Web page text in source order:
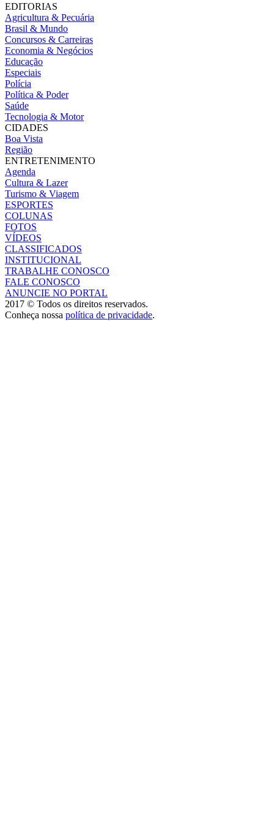
EDITORIAS
Agricultura & Pecuária
Brasil & Mundo
Concursos & Carreiras
Economia & Negócios
Educação
Especiais
Polícia
Política & Poder
Saúde
Tecnologia & Motor
CIDADES
Boa Vista
Região
ENTRETENIMENTO
Agenda
Cultura & Lazer
Turismo & Viagem
ESPORTES
COLUNAS
FOTOS
VÍDEOS
CLASSIFICADOS
INSTITUCIONAL
TRABALHE CONOSCO
FALE CONOSCO
ANUNCIE NO PORTAL
2017 © Todos os direitos reservados.
Conheça nossa política de privacidade.